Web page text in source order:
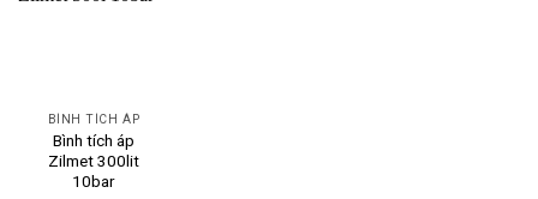
BÌNH TÍCH ÁP
Bình tích áp
Zilmet 300lit
10bar